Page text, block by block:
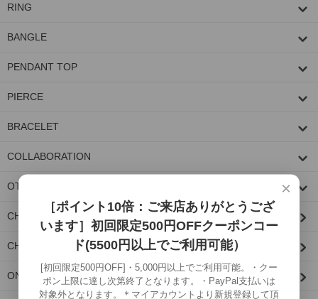
RING
BANGLE
PENDANT TOP
PIERCE
BRACELET
COLLABORATION
OTHER
CHAIN PARTS/CUSTOM PARTS
CHAIN
ONE MAKE ITEM
×
［ポイント10倍：ご来店ありがとうござ
います］初回限定500円OFFクーポンコー
ド(5500円以上でご利用可能）
[初回限定500円OFF]・5,000円以上でご利用可能。・クー
ポン上限に達し次第終了となります。・PayPal支払いは
対象外となります。＊マイアカウントより新規登録して頂